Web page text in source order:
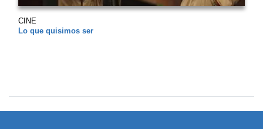
CINE
Lo que quisimos ser